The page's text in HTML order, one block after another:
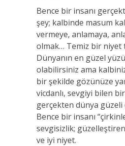
Bence bir insanı
şey; kalbinde masum
vermeye, anlamaya,
olmak… Temiz bir niyet
Dünyanın en güzel
olabilirsiniz ama
bir şekilde gözünüze
vicdanlı, sevgiyi bilen
gerçekten dünya
Bence bir insanı
sevgisizlik;
ve iyi niyet.